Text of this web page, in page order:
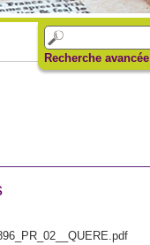
Recherche avancée